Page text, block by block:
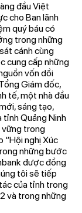
đầu Việt
cho Ban lãnh
quý báu có
trong những
cánh cùng
cung cấp những
vốn dồi
Giám đốc,
tế, một nhà đầu
sáng tạo,
Quảng Ninh
vững trong
“Hội nghị Xúc
những bước
được đồng
tôi sẽ tiếp
của tỉnh trong
và trong những